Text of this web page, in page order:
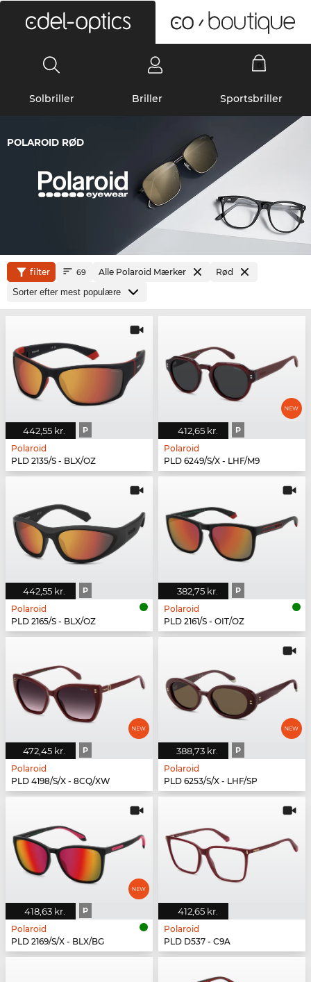
Solbriller Briller Sportsbriller
POLAROID RØD
filter 69 Alle Polaroid Mærker Rød
442,55 kr. P
Polaroid
PLD 2135/S - BLX/OZ
412,65 kr. P
Polaroid
PLD 6249/S/X - LHF/M9
442,55 kr. P
Polaroid
PLD 2165/S - BLX/OZ
382,75 kr. P
Polaroid
PLD 2161/S - OIT/OZ
472,45 kr. P
Polaroid
PLD 4198/S/X - 8CQ/XW
388,73 kr. P
Polaroid
PLD 6253/S/X - LHF/SP
418,63 kr. P
Polaroid
PLD 2169/S/X - BLX/BG
412,65 kr.
Polaroid
PLD D537 - C9A